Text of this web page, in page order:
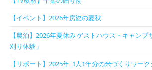
【イベント】2026年房総の夏秋
【農泊】2026年夏休み ゲストハウス・キャン
刈り体験」
【リポート】2025年_1人1年分の米づくりワー